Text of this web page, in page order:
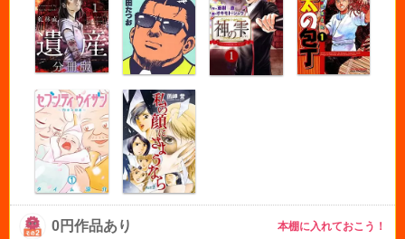
0円作品あり 本棚に入れておこう！